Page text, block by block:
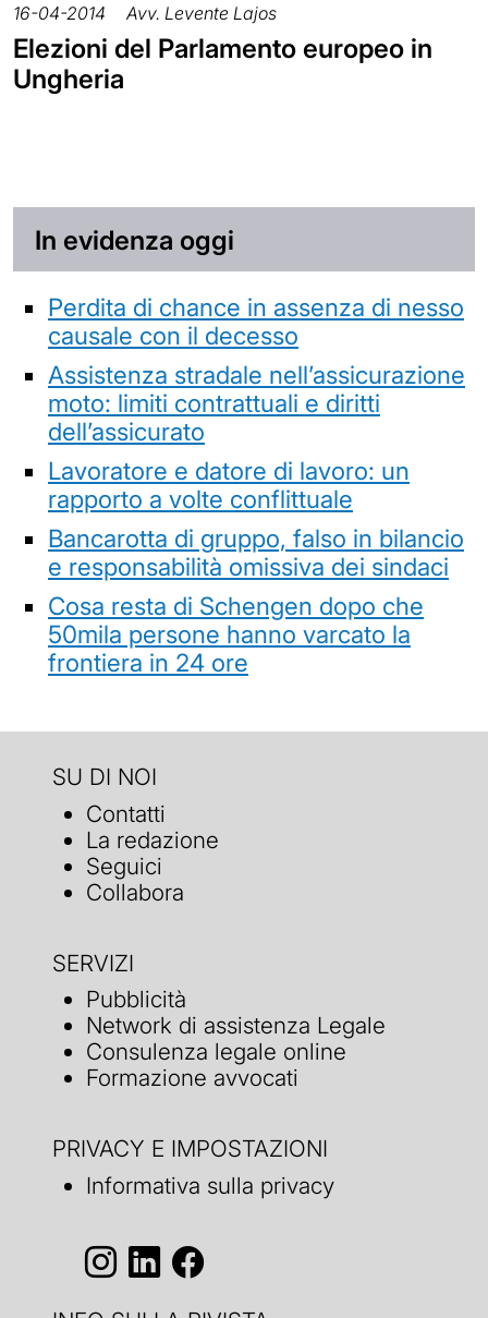
16-04-2014 Avv. Levente Lajos
Elezioni del Parlamento europeo in
Ungheria
In evidenza oggi
Perdita di chance in assenza di nesso
causale con il decesso
Assistenza stradale nell’assicurazione
moto: limiti contrattuali e diritti
dell’assicurato
Lavoratore e datore di lavoro: un
rapporto a volte conflittuale
Bancarotta di gruppo, falso in bilancio
e responsabilità omissiva dei sindaci
Cosa resta di Schengen dopo che
50mila persone hanno varcato la
frontiera in 24 ore
SU DI NOI
Contatti
La redazione
Seguici
Collabora
SERVIZI
Pubblicità
Network di assistenza Legale
Consulenza legale online
Formazione avvocati
PRIVACY E IMPOSTAZIONI
Informativa sulla privacy